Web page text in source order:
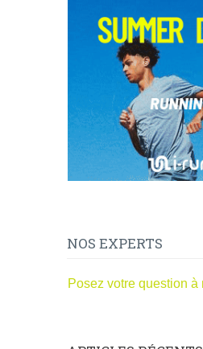
NOS EXPERTS
Posez votre question à